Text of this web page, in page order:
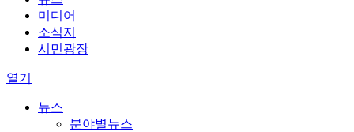
미디어
소식지
시민광장
열기
뉴스
분야별뉴스